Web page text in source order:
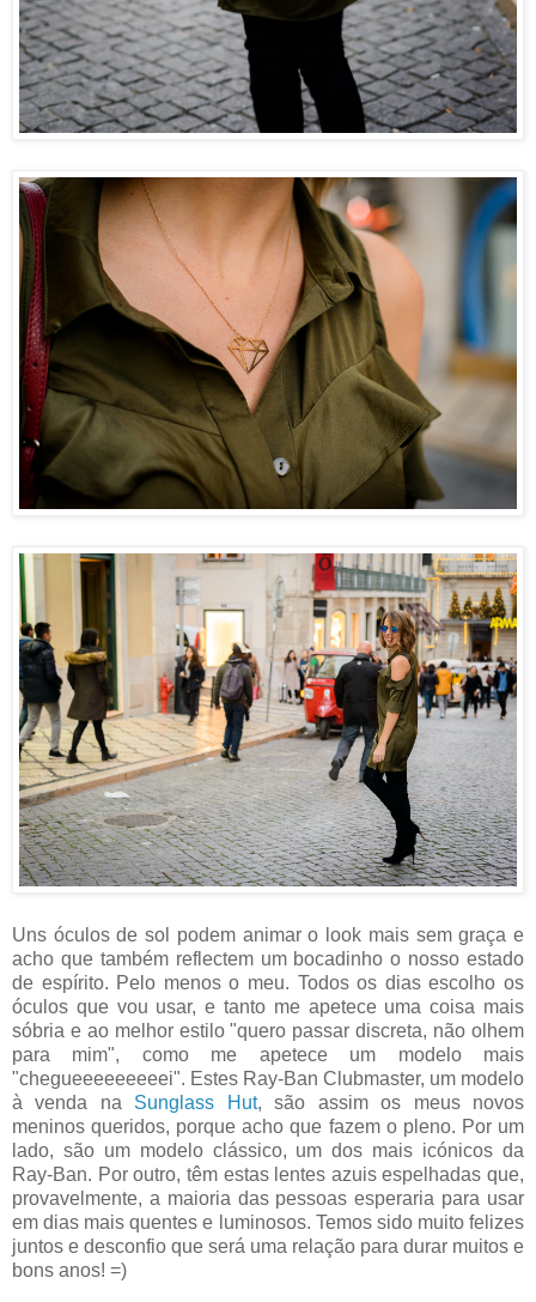
Uns óculos de sol podem animar o look mais sem graça e
acho que também reflectem um bocadinho o nosso estado
de espírito. Pelo menos o meu. Todos os dias escolho os
óculos que vou usar, e tanto me apetece uma coisa mais
sóbria e ao melhor estilo "quero passar discreta, não olhem
para mim", como me apetece um modelo mais
"chegueeeeeeeeei". Estes Ray-Ban Clubmaster, um modelo
à venda na Sunglass Hut, são assim os meus novos
meninos queridos, porque acho que fazem o pleno. Por um
lado, são um modelo clássico, um dos mais icónicos da
Ray-Ban. Por outro, têm estas lentes azuis espelhadas que,
provavelmente, a maioria das pessoas esperaria para usar
em dias mais quentes e luminosos. Temos sido muito felizes
juntos e desconfio que será uma relação para durar muitos e
bons anos! =)